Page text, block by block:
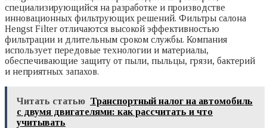
специализирующийся на разработке и производстве
инновационных фильтрующих решений. Фильтры салона
Hengst Filter отличаются высокой эффективностью
фильтрации и длительным сроком службы. Компания
использует передовые технологии и материалы,
обеспечивающие защиту от пыли, пыльцы, грязи, бактерий
и неприятных запахов.
Читать статью Транспортный налог на автомобиль
с двумя двигателями: как рассчитать и что
учитывать